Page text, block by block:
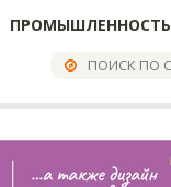
ПРОМЫШЛЕННОСТЬ